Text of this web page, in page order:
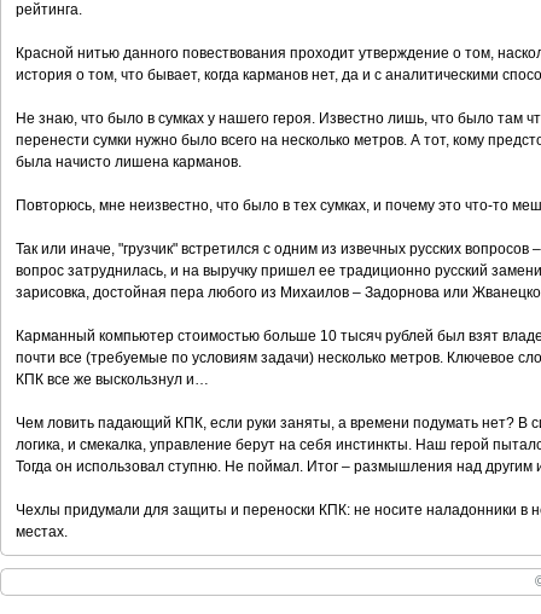
рейтинга.
Красной нитью данного повествования проходит утверждение о том,
история о том, что бывает, когда карманов нет, да и с аналитическими
Не знаю, что было в сумках у нашего героя. Известно лишь, что было там
перенести сумки нужно было всего на несколько метров. А тот, кому
была начисто лишена карманов.
Повторюсь, мне неизвестно, что было в тех сумках, и почему это что-то
Так или иначе, "грузчик" встретился с одним из извечных русских вопросов
вопрос затруднилась, и на выручку пришел ее традиционно русский
зарисовка, достойная пера любого из Михаилов – Задорнова или
Карманный компьютер стоимостью больше 10 тысяч рублей был взят
почти все (требуемые по условиям задачи) несколько метров. Ключевое
КПК все же выскользнул и…
Чем ловить падающий КПК, если руки заняты, а времени подумать нет? В
логика, и смекалка, управление берут на себя инстинкты. Наш герой
Тогда он использовал ступню. Не поймал. Итог – размышления над другим
Чехлы придумали для защиты и переноски КПК: не носите наладонники в
местах.